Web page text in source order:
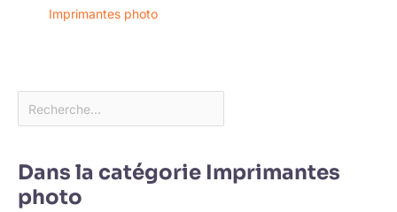
Imprimantes photo
Dans la catégorie Imprimantes
photo